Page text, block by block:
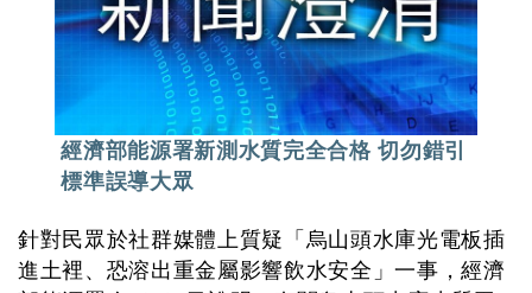
經濟部能源署新測水質完全合格 切勿錯引
標準誤導大眾
針對民眾於社群媒體上質疑「烏山頭水庫光電板插
進土裡、恐溶出重金屬影響飲水安全」一事，經濟